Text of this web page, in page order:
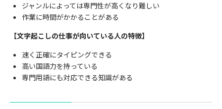
ジャンルによっては専門性が高くなり難しい
作業に時間がかかることがある
【文字起こしの仕事が向いている人の特徴】
速く正確にタイピングできる
高い国語力を持っている
専門用語にも対応できる知識がある